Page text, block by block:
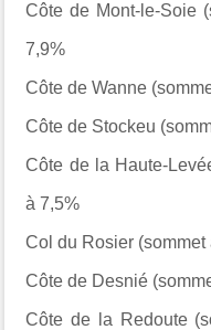
Côte de Mont-le-Soie
7,9%
Côte de Wanne
Côte de Stockeu
Côte de la Haute-
à 7,5%
Col du Rosier (sommet
Côte de Desnié
Côte de la Redoute